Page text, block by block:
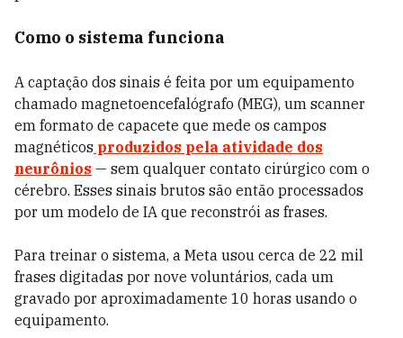
Como o sistema funciona
A captação dos sinais é feita por um equipamento
chamado magnetoencefalógrafo (MEG), um scanner
em formato de capacete que mede os campos
magnéticos produzidos pela atividade dos
neurônios — sem qualquer contato cirúrgico com o
cérebro. Esses sinais brutos são então processados
por um modelo de IA que reconstrói as frases.
Para treinar o sistema, a Meta usou cerca de 22 mil
frases digitadas por nove voluntários, cada um
gravado por aproximadamente 10 horas usando o
equipamento.